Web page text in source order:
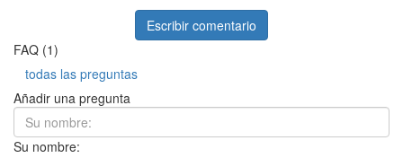
Escribir comentario
FAQ (1)
todas las preguntas
Añadir una pregunta
Su nombre: